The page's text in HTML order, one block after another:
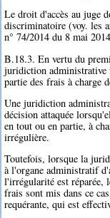
Le droit d'accès au juge
discriminatoire (voy. les
n° 74/2014 du 8 mai
B.18.3. En vertu du
juridiction administrative
partie des frais à charge
Une juridiction
décision attaquée
en tout ou en partie, à
irrégulière.
Toutefois, lorsque la
à l'organe administratif
l'irrégularité est réparée,
frais sont mis dans ce
requérante, qui est